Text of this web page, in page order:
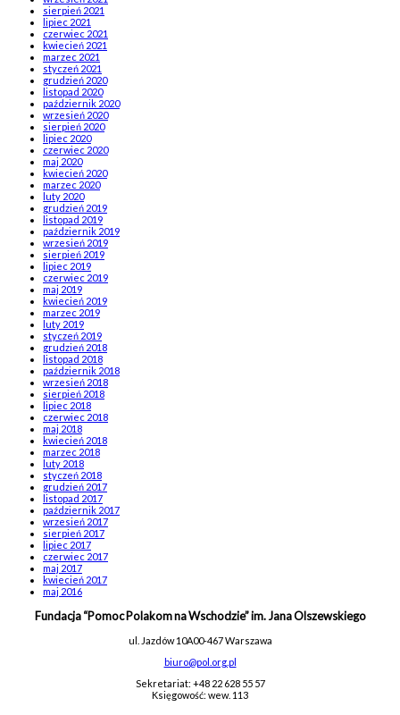
sierpień 2021
lipiec 2021
czerwiec 2021
kwiecień 2021
marzec 2021
styczeń 2021
grudzień 2020
listopad 2020
październik 2020
wrzesień 2020
sierpień 2020
lipiec 2020
czerwiec 2020
maj 2020
kwiecień 2020
marzec 2020
luty 2020
grudzień 2019
listopad 2019
październik 2019
wrzesień 2019
sierpień 2019
lipiec 2019
czerwiec 2019
maj 2019
kwiecień 2019
marzec 2019
luty 2019
styczeń 2019
grudzień 2018
listopad 2018
październik 2018
wrzesień 2018
sierpień 2018
lipiec 2018
czerwiec 2018
maj 2018
kwiecień 2018
marzec 2018
luty 2018
styczeń 2018
grudzień 2017
listopad 2017
październik 2017
wrzesień 2017
sierpień 2017
lipiec 2017
czerwiec 2017
maj 2017
kwiecień 2017
maj 2016
Fundacja “Pomoc Polakom na Wschodzie” im. Jana Olszewskiego
ul. Jazdów 10A00-467 Warszawa
biuro@pol.org.pl
Sekretariat: +48 22 628 55 57
Księgowość: wew. 113